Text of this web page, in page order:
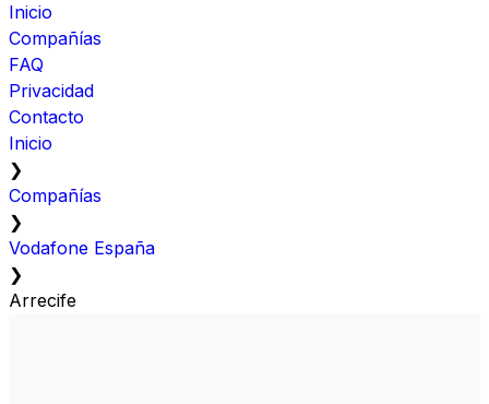
Inicio
Compañías
FAQ
Privacidad
Contacto
Inicio
❯
Compañías
❯
Vodafone España
❯
Arrecife